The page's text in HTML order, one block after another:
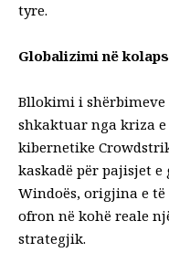
tyre.
Globalizimi në
Bllokimi i
shkaktuar nga kriza
kibernetike
kaskadë për pajisjet
Windoës, origjina e
ofron në kohë reale
strategjik.